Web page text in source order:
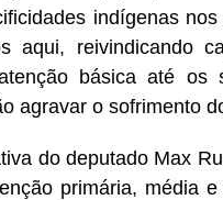
indígenas
aqui, reivindicando
básica até os
agravar o sofrimento
do deputado Max
primária, média